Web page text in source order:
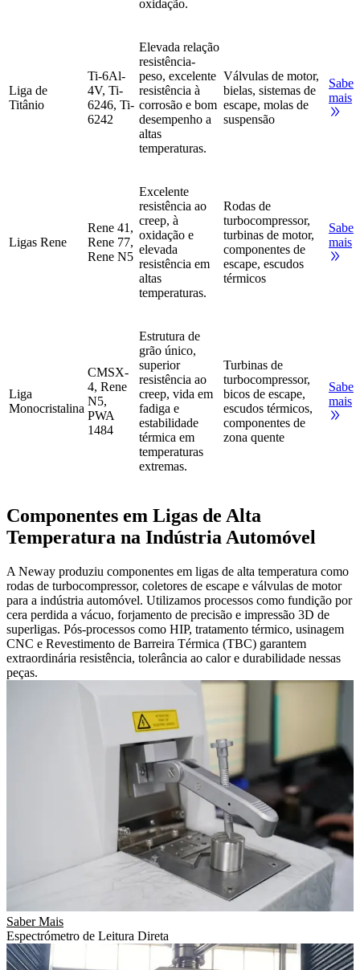
oxidação.
Liga de
Titânio
Ti-6Al-
4V, Ti-
6246, Ti-
6242
Elevada relação
resistência-
peso, excelente
resistência à
corrosão e bom
desempenho a
altas
temperaturas.
Válvulas de motor,
bielas, sistemas de
escape, molas de
suspensão
Saber
mais
Ligas Rene
Rene 41,
Rene 77,
Rene N5
Excelente
resistência ao
creep, à
oxidação e
elevada
resistência em
altas
temperaturas.
Rodas de
turbocompressor,
turbinas de motor,
componentes de
escape, escudos
térmicos
Saber
mais
Liga
Monocristalina
CMSX-
4, Rene
N5,
PWA
1484
Estrutura de
grão único,
superior
resistência ao
creep, vida em
fadiga e
estabilidade
térmica em
temperaturas
extremas.
Turbinas de
turbocompressor,
bicos de escape,
escudos térmicos,
componentes de
zona quente
Saber
mais
Componentes em Ligas de Alta
Temperatura na Indústria Automóvel
A Neway produziu componentes em ligas de alta temperatura como
rodas de turbocompressor, coletores de escape e válvulas de motor
para a indústria automóvel. Utilizamos processos como fundição por
cera perdida a vácuo, forjamento de precisão e impressão 3D de
superligas. Pós-processos como HIP, tratamento térmico, usinagem
CNC e Revestimento de Barreira Térmica (TBC) garantem
extraordinária resistência, tolerância ao calor e durabilidade nessas
peças.
Saber Mais
Espectrómetro de Leitura Direta